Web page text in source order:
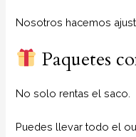
Nosotros hacemos
Paquetes
No solo rentas el saco.
Puedes llevar todo el